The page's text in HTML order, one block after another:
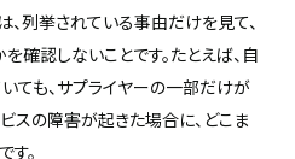
列挙されている事由だけを見て、
確認しないことです。たとえば、自
ても、サプライヤーの一部だけが
スの障害が起きた場合に、どこま
。